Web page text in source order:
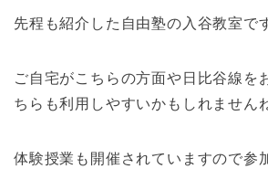
先程も紹介した自由塾の入谷教室で
ご自宅がこちらの方面や日比谷線を
ちらも利用しやすいかもしれません
体験授業も開催されていますので参